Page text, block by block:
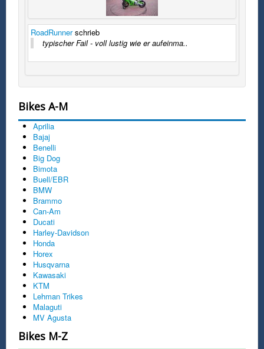
RoadRunnerschrieb
typischer Fail - voll lustig wie er aufeinma..
Bikes A-M
Aprilia
Bajaj
Benelli
Big Dog
Bimota
Buell/EBR
BMW
Brammo
Can-Am
Ducati
Harley-Davidson
Honda
Horex
Husqvarna
Kawasaki
KTM
Lehman Trikes
Malaguti
MV Agusta
Bikes M-Z